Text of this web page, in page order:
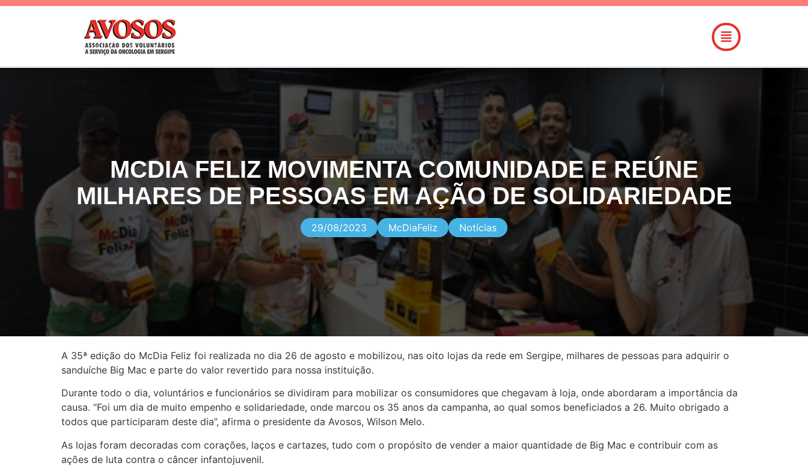
MCDIA FELIZ MOVIMENTA COMUNIDADE E REÚNE
MILHARES DE PESSOAS EM AÇÃO DE SOLIDARIEDADE
29/08/2023 McDiaFeliz Notícias
A 35ª edição do McDia Feliz foi realizada no dia 26 de agosto e mobilizou, nas oito lojas da rede em Sergipe, milhares de pessoas para adquirir o
sanduíche Big Mac e parte do valor revertido para nossa instituição.
Durante todo o dia, voluntários e funcionários se dividiram para mobilizar os consumidores que chegavam à loja, onde abordaram a importância da
causa. “Foi um dia de muito empenho e solidariedade, onde marcou os 35 anos da campanha, ao qual somos beneficiados a 26. Muito obrigado a
todos que participaram deste dia”, afirma o presidente da Avosos, Wilson Melo.
As lojas foram decoradas com corações, laços e cartazes, tudo com o propósito de vender a maior quantidade de Big Mac e contribuir com as
ações de luta contra o câncer infantojuvenil.